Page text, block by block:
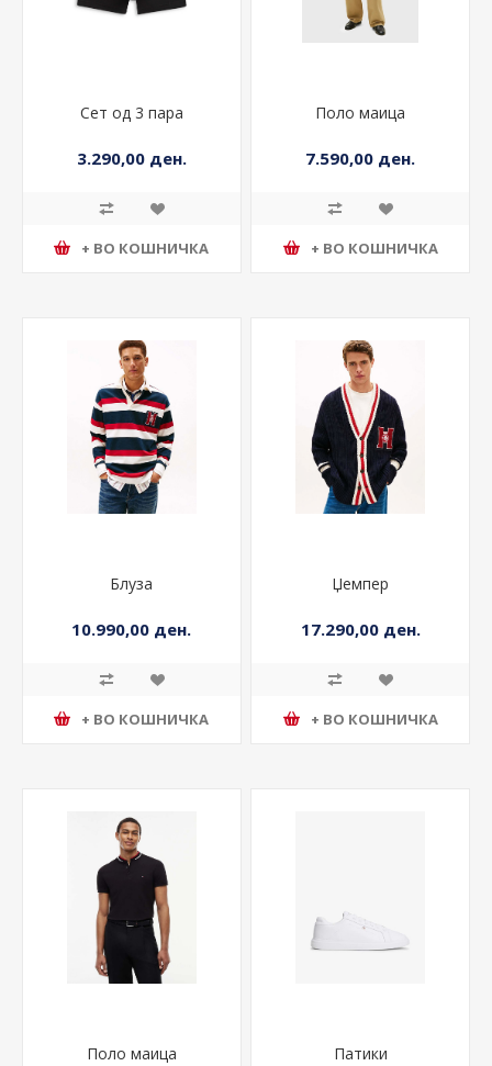
Сет од 3 пара
3.290,00 ден.
+ ВО КОШНИЧКА
Поло маица
7.590,00 ден.
+ ВО КОШНИЧКА
Блуза
10.990,00 ден.
+ ВО КОШНИЧКА
Џемпер
17.290,00 ден.
+ ВО КОШНИЧКА
Поло маица Патики